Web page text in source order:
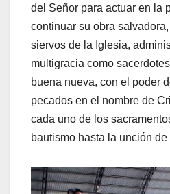
del Señor para actuar en la
continuar su obra
siervos de la Iglesia,
multigracia como
buena nueva, con el poder
pecados en el nombre de
cada uno de los
bautismo hasta la unción